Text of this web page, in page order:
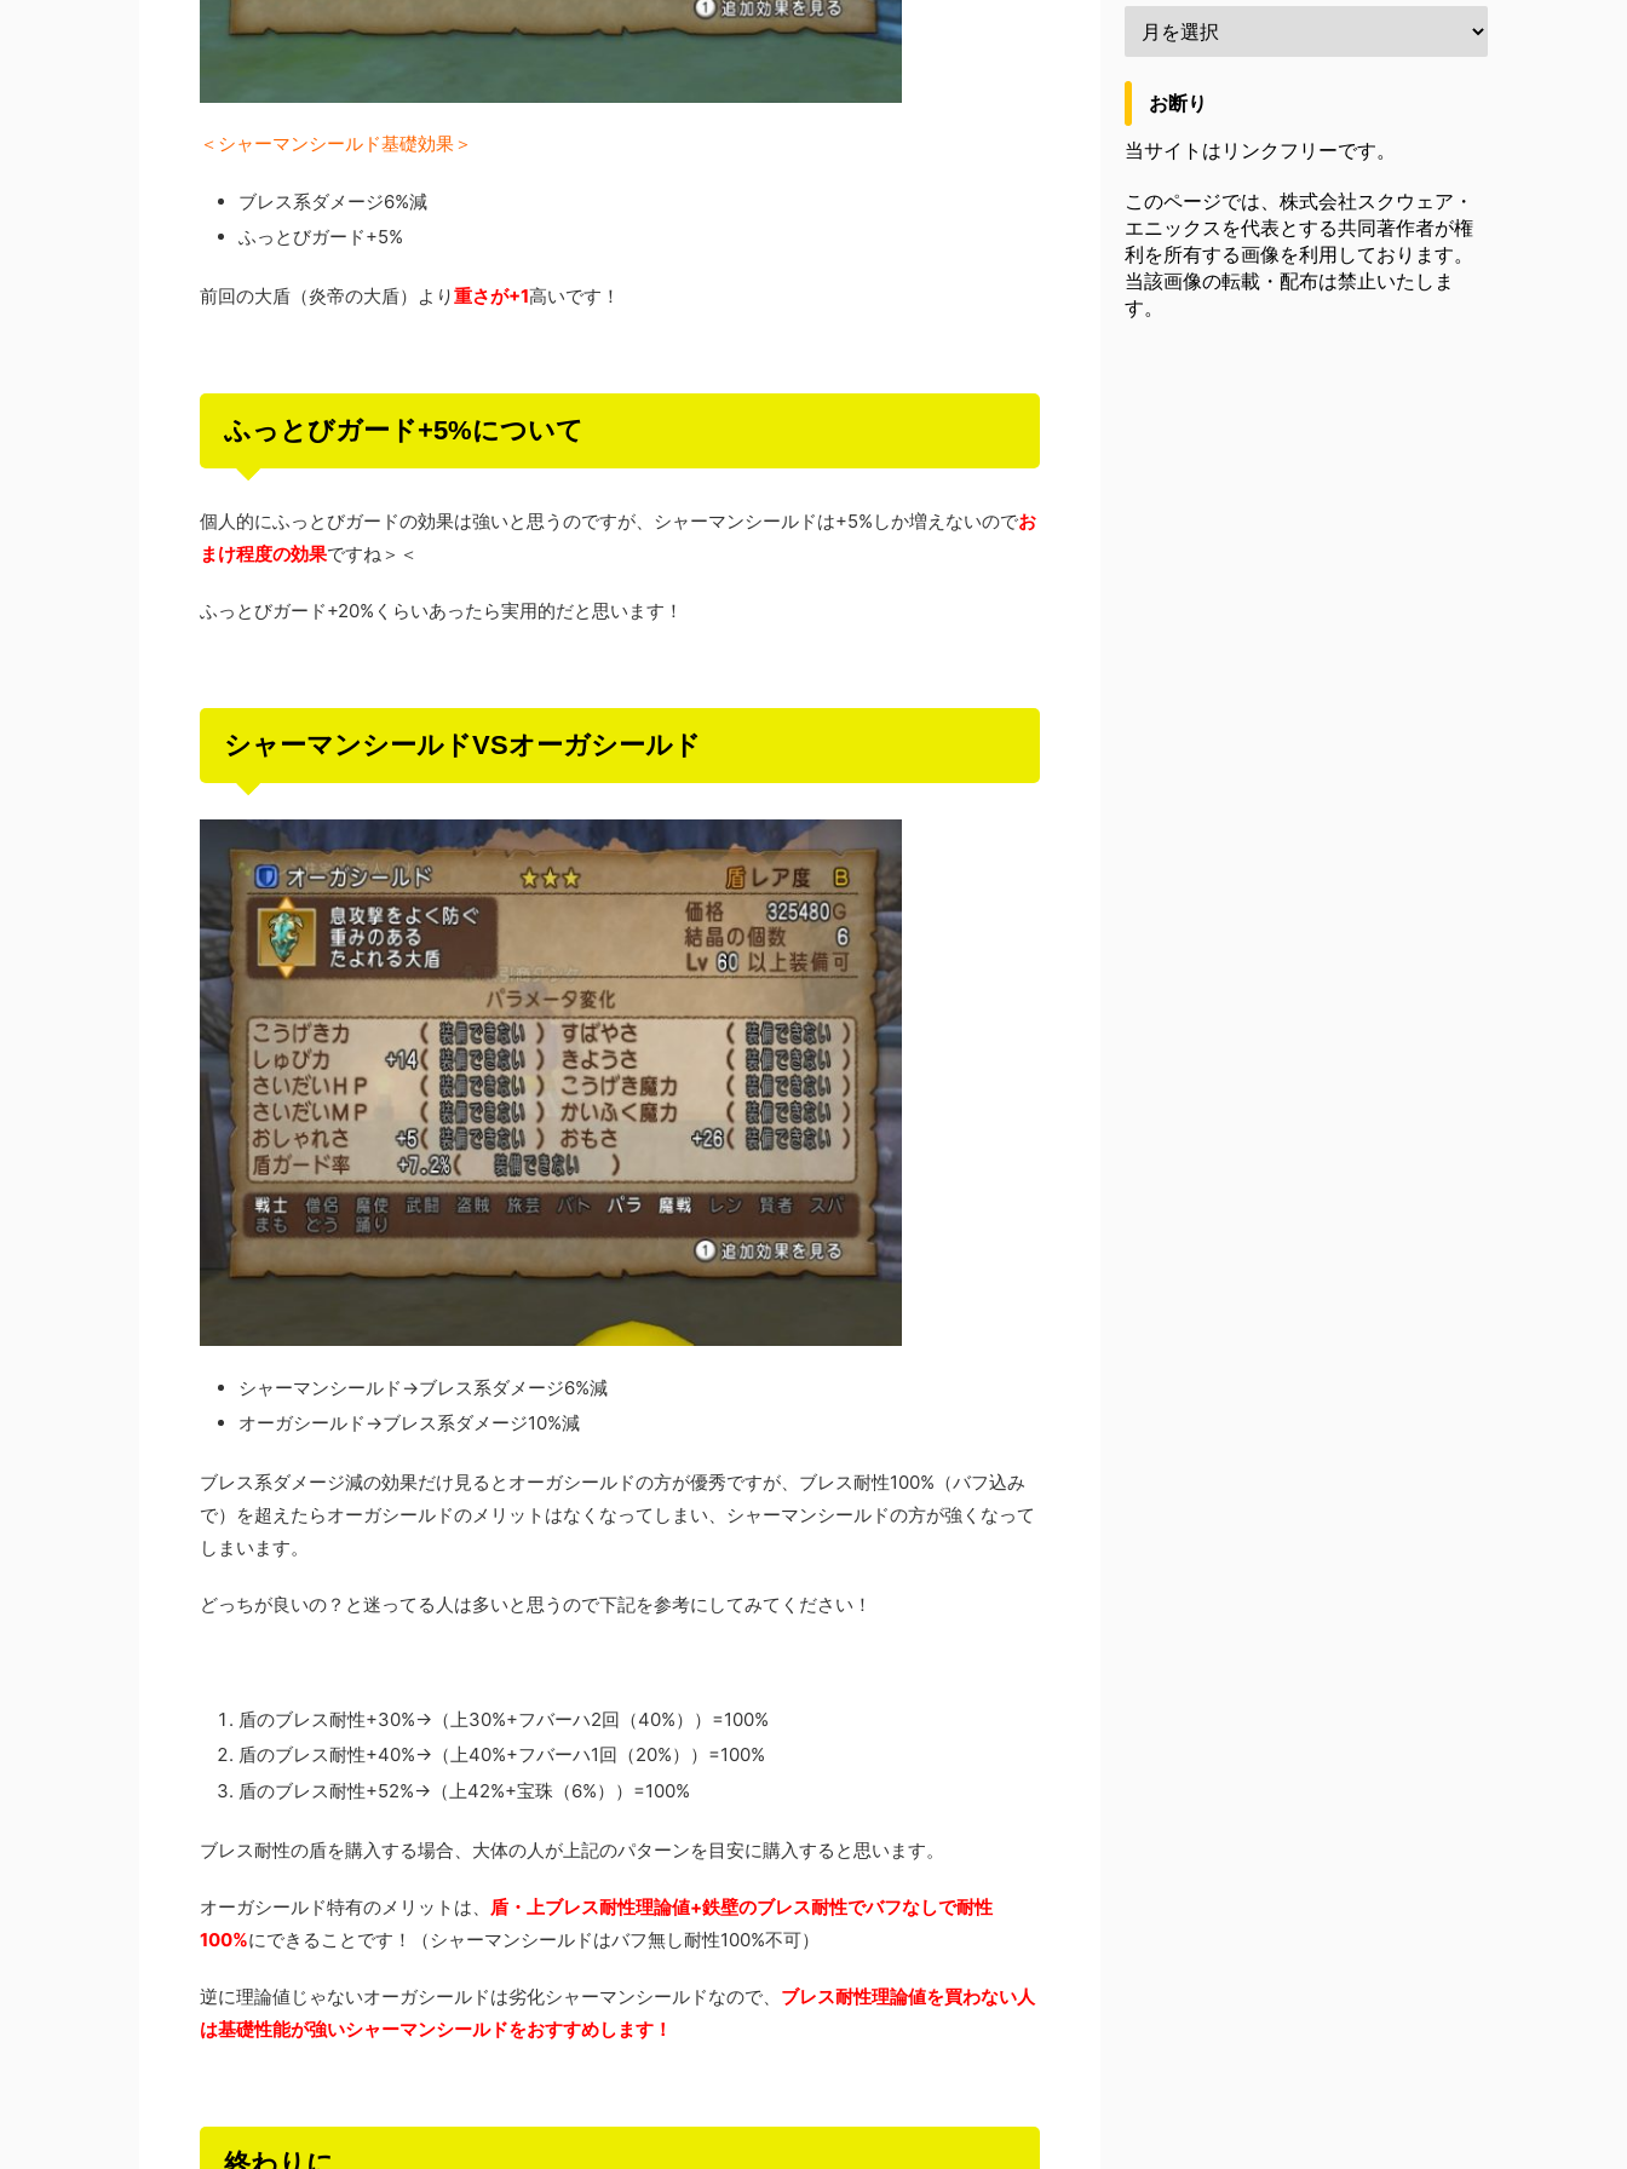
＜シャーマンシールド基礎効果＞
ブレス系ダメージ6%減
ふっとびガード+5%
前回の大盾（炎帝の大盾）より重さが+1高いです！
ふっとびガード+5%について
個人的にふっとびガードの効果は強いと思うのですが、シャーマンシールドは+5%しか増えないのでお
まけ程度の効果ですね＞＜
ふっとびガード+20%くらいあったら実用的だと思います！
シャーマンシールドVSオーガシールド
シャーマンシールド→ブレス系ダメージ6%減
オーガシールド→ブレス系ダメージ10%減
ブレス系ダメージ減の効果だけ見るとオーガシールドの方が優秀ですが、ブレス耐性100%（バフ込み
で）を超えたらオーガシールドのメリットはなくなってしまい、シャーマンシールドの方が強くなって
しまいます。
どっちが良いの？と迷ってる人は多いと思うので下記を参考にしてみてください！
盾のブレス耐性+30%→（上30%+フバーハ2回（40%））=100%
盾のブレス耐性+40%→（上40%+フバーハ1回（20%））=100%
盾のブレス耐性+52%→（上42%+宝珠（6%））=100%
ブレス耐性の盾を購入する場合、大体の人が上記のパターンを目安に購入すると思います。
オーガシールド特有のメリットは、
盾・上ブレス耐性理論値+鉄壁のブレス耐性でバフなしで耐性
100%にできることです！（シャーマンシールドはバフ無し耐性100%不可）
逆に理論値じゃないオーガシールドは劣化シャーマンシールドなので、 ブレス耐性理論値を買わない人
は基礎性能が強いシャーマンシールドをおすすめします！
終わりに
お断り
当サイトはリンクフリーです。
このページでは、株式会社スクウェア・
エニックスを代表とする共同著作者が権
利を所有する画像を利用しております。
当該画像の転載・配布は禁止いたしま
す。